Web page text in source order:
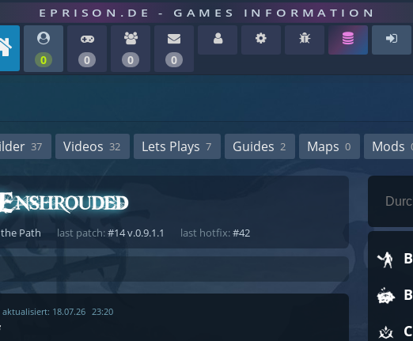
EPRISON.DE - GAMES INFORMATION
0 0 0 0
37 Videos 32 Lets Plays 7 Guides 2 Maps 0 Mods
Path last patch:#14 v.0.9.1.1 last hotfix:#42
aktualisiert: 18.07.26 23:20